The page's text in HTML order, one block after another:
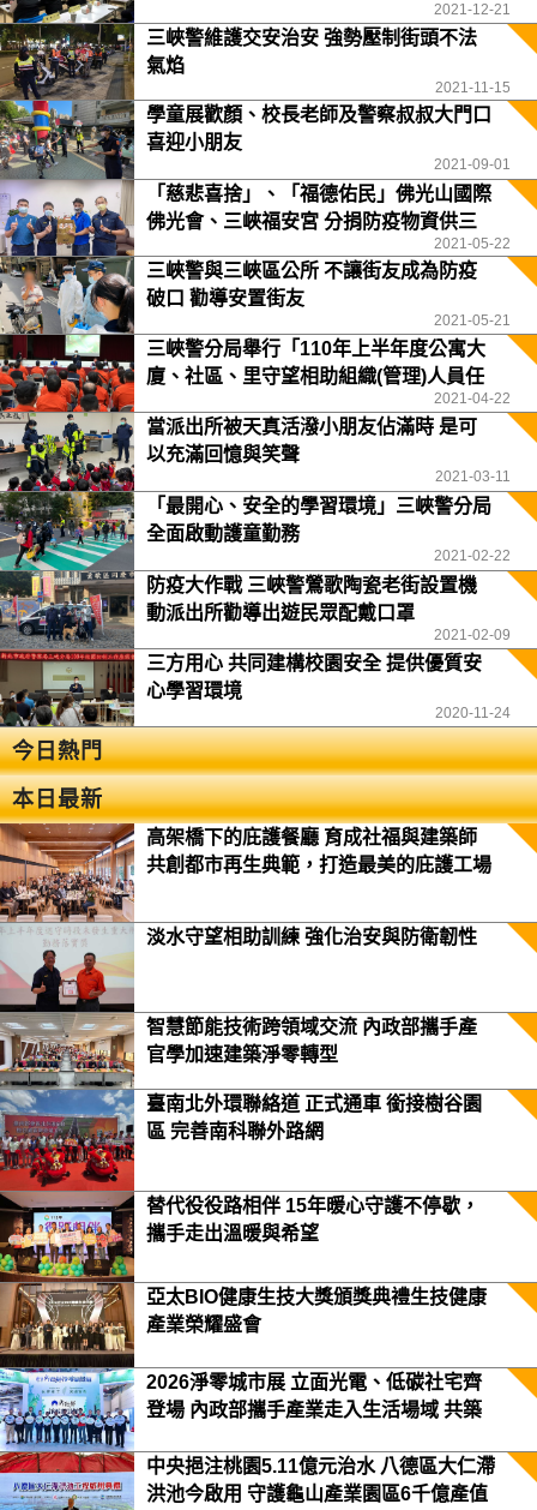
2021-12-21
三峽警維護交安治安 強勢壓制街頭不法
氣焰
2021-11-15
學童展歡顏、校長老師及警察叔叔大門口
喜迎小朋友
2021-09-01
「慈悲喜捨」、「福德佑民」佛光山國際
佛光會、三峽福安宮 分捐防疫物資供三
2021-05-22
三峽警與三峽區公所 不讓街友成為防疫
破口 勸導安置街友
2021-05-21
三峽警分局舉行「110年上半年度公寓大
廈、社區、里守望相助組織(管理)人員任
2021-04-22
當派出所被天真活潑小朋友佔滿時 是可
以充滿回憶與笑聲
2021-03-11
「最開心、安全的學習環境」三峽警分局
全面啟動護童勤務
2021-02-22
防疫大作戰 三峽警鶯歌陶瓷老街設置機
動派出所勸導出遊民眾配戴口罩
2021-02-09
三方用心 共同建構校園安全 提供優質安
心學習環境
2020-11-24
今日熱門
本日最新
高架橋下的庇護餐廳 育成社福與建築師
共創都市再生典範，打造最美的庇護工場
淡水守望相助訓練 強化治安與防衛韌性
智慧節能技術跨領域交流 內政部攜手產
官學加速建築淨零轉型
臺南北外環聯絡道 正式通車 銜接樹谷園
區 完善南科聯外路網
替代役役路相伴 15年暖心守護不停歇，
攜手走出溫暖與希望
亞太BIO健康生技大獎頒獎典禮生技健康
產業榮耀盛會
2026淨零城市展 立面光電、低碳社宅齊
登場 內政部攜手產業走入生活場域 共築
中央挹注桃園5.11億元治水 八德區大仁滯
洪池今啟用 守護龜山產業園區6千億產值